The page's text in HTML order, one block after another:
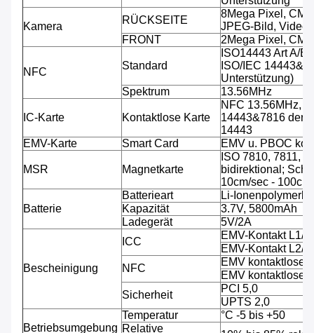
Kamera
RÜCKSEITE
8Mega Pixel,
JPEG-Bild, Video.
FRONT
2Mega Pixel,
NFC
Standard
ISO14443 Art A/B
ISO/IEC
Unterstützung)
Spektrum
13.56MHz
IC-Karte Kontaktlose Karte
NFC 13.56MHz,
14443&7816 der
14443
EMV-Karte
Smart Card EMV u. PBOC
MSR Magnetkarte
ISO 7810, 7811,
bidirektional;
10cm/sec -
Batterie
Batterieart
Li-
Kapazität
3.7V, 5800mAh
Ladegerät
5V/2A
Bescheinigung
ICC
EMV-Kontakt L1/
EMV-Kontakt L2/
NFC
EMV
EMV
Sicherheit
PCI 5,0
UPTS 2,0
Betriebsumgebung
Temperatur
°C -5 bis +50
Relative